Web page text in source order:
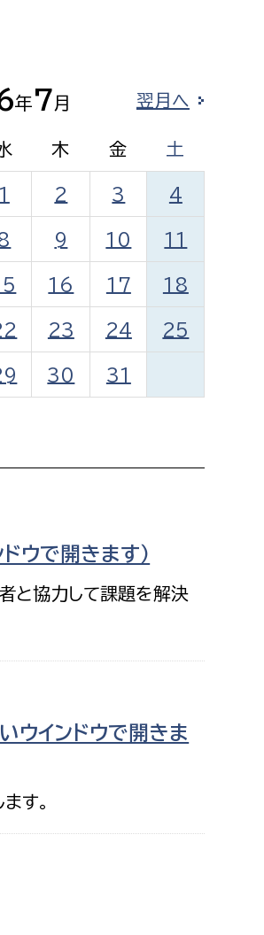
を知りたい
座などに参加したい
関わりたい
境政策課
ロカーボン推進課
交通課
課
課
第1課
年 7 月 翌月へ
木 金 土
1 2 3 4
9 10 11
16 17 18
23 24 25
30 31
ウで開きます）
と協力して課題を解決
ウインドウで開きま
す。